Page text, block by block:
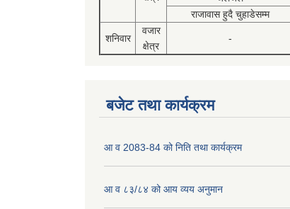
राजावास हुदै चुहाडेसम्म
शनिवार
वजार
क्षेत्र
-
बजेट तथा कार्यक्रम
आ व 2083-84 को निति तथा कार्यक्रम
आ व ८३/८४ को आय व्यय अनुमान